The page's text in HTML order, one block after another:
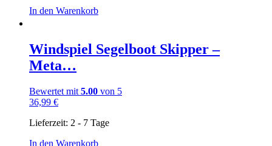
In den Warenkorb
Windspiel Segelboot Skipper –
Meta…
Bewertet mit 5.00 von 5
36,99 €
Lieferzeit: 2 - 7 Tage
In den Warenkorb